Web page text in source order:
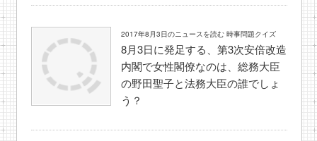
2017年8月3日のニュースを読む 時事問題クイズ
8月3日に発足する、第3次安倍改造
内閣で女性閣僚なのは、総務大臣
の野田聖子と法務大臣の誰でしょ
う？